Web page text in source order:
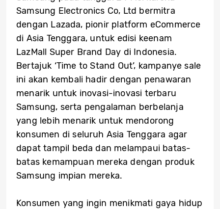
Samsung Electronics Co, Ltd bermitra
dengan Lazada, pionir platform eCommerce
di Asia Tenggara, untuk edisi keenam
LazMall Super Brand Day di Indonesia.
Bertajuk ‘Time to Stand Out’, kampanye sale
ini akan kembali hadir dengan penawaran
menarik untuk inovasi-inovasi terbaru
Samsung, serta pengalaman berbelanja
yang lebih menarik untuk mendorong
konsumen di seluruh Asia Tenggara agar
dapat tampil beda dan melampaui batas-
batas kemampuan mereka dengan produk
Samsung impian mereka.
Konsumen yang ingin menikmati gaya hidup